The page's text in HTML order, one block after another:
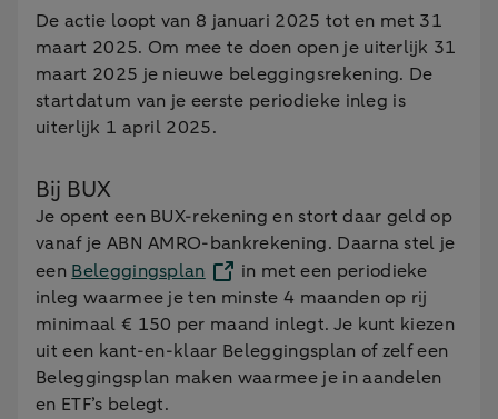
De actie loopt van 8 januari 2025 tot en met 31
maart 2025. Om mee te doen open je uiterlijk 31
maart 2025 je nieuwe beleggingsrekening. De
startdatum van je eerste periodieke inleg is
uiterlijk 1 april 2025.
Bij BUX
Je opent een BUX-rekening en stort daar geld op
vanaf je ABN AMRO-bankrekening. Daarna stel je
een Beleggingsplan
in met een periodieke
inleg waarmee je ten minste 4 maanden op rij
minimaal € 150 per maand inlegt. Je kunt kiezen
uit een kant-en-klaar Beleggingsplan of zelf een
Beleggingsplan maken waarmee je in aandelen
en ETF’s belegt.